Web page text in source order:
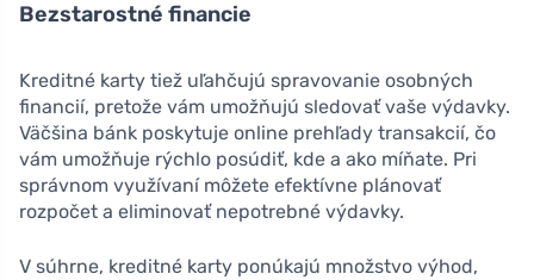
Bezstarostné financie
Kreditné karty tiež uľahčujú spravovanie osobných
financií, pretože vám umožňujú sledovať vaše výdavky.
Väčšina bánk poskytuje online prehľady transakcií, čo
vám umožňuje rýchlo posúdiť, kde a ako míňate. Pri
správnom využívaní môžete efektívne plánovať
rozpočet a eliminovať nepotrebné výdavky.
V súhrne, kreditné karty ponúkajú množstvo výhod,